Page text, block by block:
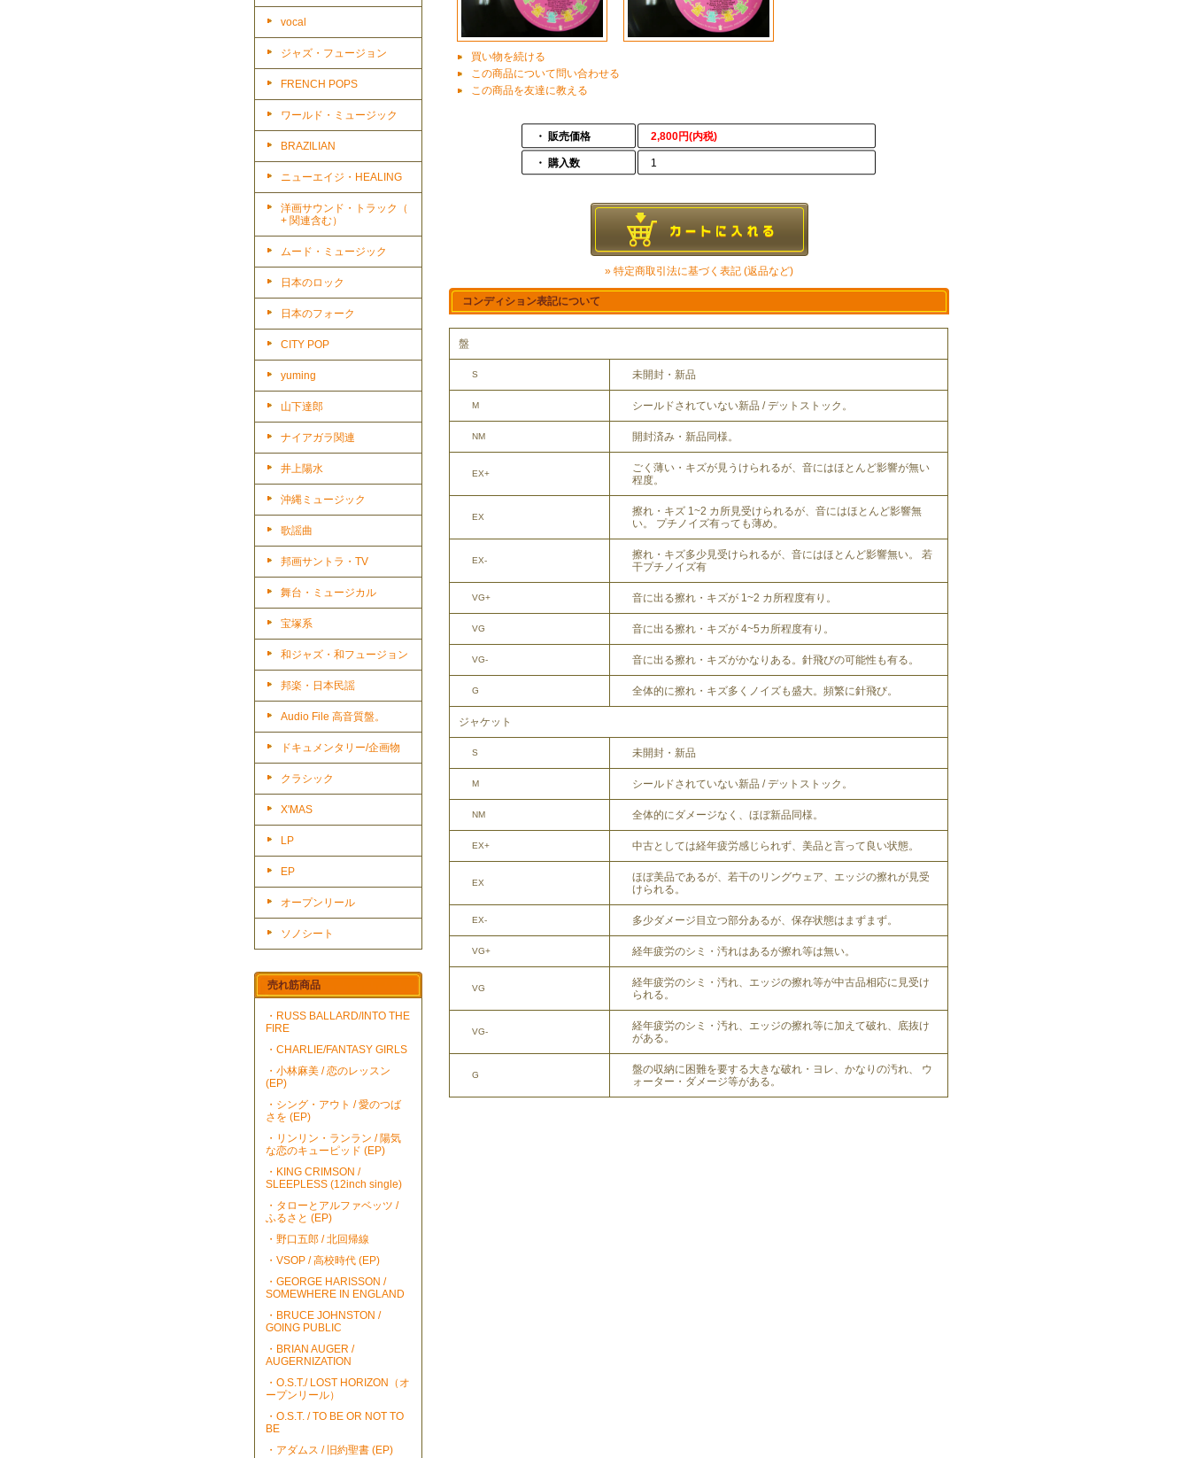
vocal
ジャズ・フュージョン
FRENCH POPS
ワールド・ミュージック
BRAZILIAN
ニューエイジ・HEALING
洋画サウンド・トラック（
+ 関連含む）
ムード・ミュージック
日本のロック
日本のフォーク
CITY POP
yuming
山下達郎
ナイアガラ関連
井上陽水
沖縄ミュージック
歌謡曲
邦画サントラ・TV
舞台・ミュージカル
宝塚系
和ジャズ・和フュージョン
邦楽・日本民謡
Audio File 高音質盤。
ドキュメンタリー/企画物
クラシック
X'MAS
LP
EP
オープンリール
ソノシート
売れ筋商品
・RUSS BALLARD/INTO THE
FIRE
・CHARLIE/FANTASY GIRLS
・小林麻美 / 恋のレッスン
(EP)
・シング・アウト / 愛のつば
さを (EP)
・リンリン・ランラン / 陽気
な恋のキューピッド (EP)
・KING CRIMSON /
SLEEPLESS (12inch single)
・タローとアルファベッツ /
ふるさと (EP)
・野口五郎 / 北回帰線
・VSOP / 高校時代 (EP)
・GEORGE HARISSON /
SOMEWHERE IN ENGLAND
・BRUCE JOHNSTON /
GOING PUBLIC
・BRIAN AUGER /
AUGERNIZATION
・O.S.T./ LOST HORIZON（オ
ープンリール）
・O.S.T. / TO BE OR NOT TO
BE
・アダムス / 旧約聖書 (EP)
買い物を続ける
この商品について問い合わせる
この商品を友達に教える
・ 販売価格 2,800円(内税)
・ 購入数 1
» 特定商取引法に基づく表記 (返品など)
コンディション表記について
盤
S 未開封・新品
M シールドされていない新品 / デットストック。
NM 開封済み・新品同様。
EX+
ごく薄い・キズが見うけられるが、音にはほとんど影響が無い
程度。
EX
擦れ・キズ 1~2 カ所見受けられるが、音にはほとんど影響無
い。 プチノイズ有っても薄め。
EX-
擦れ・キズ多少見受けられるが、音にはほとんど影響無い。 若
干プチノイズ有
VG+ 音に出る擦れ・キズが 1~2 カ所程度有り。
VG 音に出る擦れ・キズが 4~5カ所程度有り。
VG- 音に出る擦れ・キズがかなりある。針飛びの可能性も有る。
G 全体的に擦れ・キズ多くノイズも盛大。頻繁に針飛び。
ジャケット
S 未開封・新品
M シールドされていない新品 / デットストック。
NM 全体的にダメージなく、ほぼ新品同様。
EX+ 中古としては経年疲労感じられず、美品と言って良い状態。
EX
ほぼ美品であるが、若干のリングウェア、エッジの擦れが見受
けられる。
EX- 多少ダメージ目立つ部分あるが、保存状態はまずまず。
VG+ 経年疲労のシミ・汚れはあるが擦れ等は無い。
VG
経年疲労のシミ・汚れ、エッジの擦れ等が中古品相応に見受け
られる。
VG-
経年疲労のシミ・汚れ、エッジの擦れ等に加えて破れ、底抜け
がある。
G
盤の収納に困難を要する大きな破れ・ヨレ、かなりの汚れ、 ウ
ォーター・ダメージ等がある。